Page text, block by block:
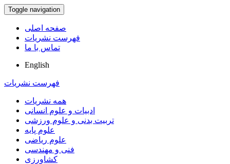
Toggle navigation
صفحه اصلی
فهرست نشریات
تماس با ما
English
فهرست نشریات
همه نشریات
ادبیات و علوم انسانی
تربیت بدنی و علوم ورزشی
علوم پایه
علوم ریاضی
فنی و مهندسی
کشاورزی